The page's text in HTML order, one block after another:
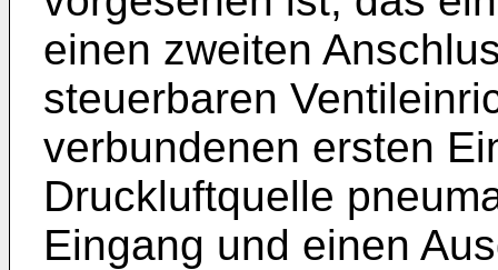
einen zweiten
steuerbaren
verbundenen ersten
Druckluftquelle
Eingang und einen